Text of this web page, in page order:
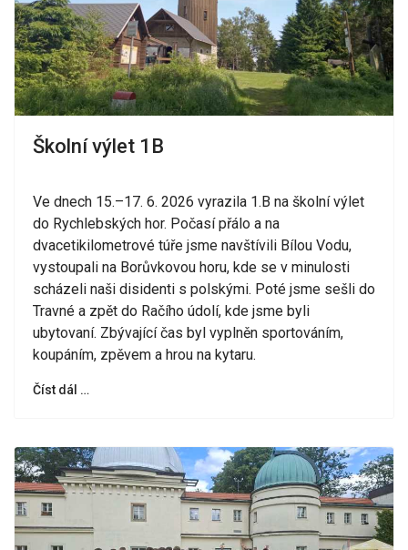
Školní výlet 1B
Ve dnech 15.–17. 6. 2026 vyrazila 1.B na školní výlet
do Rychlebských hor. Počasí přálo a na
dvacetikilometrové túře jsme navštívili Bílou Vodu,
vystoupali na Borůvkovou horu, kde se v minulosti
scházeli naši disidenti s polskými. Poté jsme sešli do
Travné a zpět do Račího údolí, kde jsme byli
ubytovaní. Zbývající čas byl vyplněn sportováním,
koupáním, zpěvem a hrou na kytaru.
Číst dál …